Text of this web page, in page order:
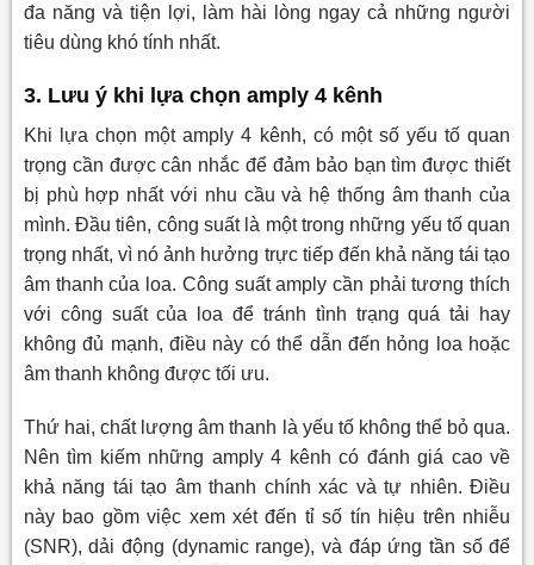
đa năng và tiện lợi, làm hài lòng ngay cả những người
tiêu dùng khó tính nhất.
3. Lưu ý khi lựa chọn amply 4 kênh
Khi lựa chọn một amply 4 kênh, có một số yếu tố quan
trọng cần được cân nhắc để đảm bảo bạn tìm được thiết
bị phù hợp nhất với nhu cầu và hệ thống âm thanh của
mình. Đầu tiên, công suất là một trong những yếu tố quan
trọng nhất, vì nó ảnh hưởng trực tiếp đến khả năng tái tạo
âm thanh của loa. Công suất amply cần phải tương thích
với công suất của loa để tránh tình trạng quá tải hay
không đủ mạnh, điều này có thể dẫn đến hỏng loa hoặc
âm thanh không được tối ưu.
Thứ hai, chất lượng âm thanh là yếu tố không thể bỏ qua.
Nên tìm kiếm những amply 4 kênh có đánh giá cao về
khả năng tái tạo âm thanh chính xác và tự nhiên. Điều
này bao gồm việc xem xét đến tỉ số tín hiệu trên nhiễu
(SNR), dải động (dynamic range), và đáp ứng tần số để